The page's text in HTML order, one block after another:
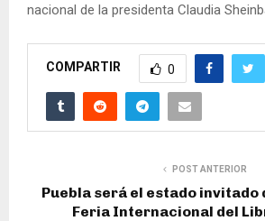
nacional de la presidenta Claudia
COMPARTIR 0
POST ANTERIOR
Puebla será el estado invitado
Feria Internacional del